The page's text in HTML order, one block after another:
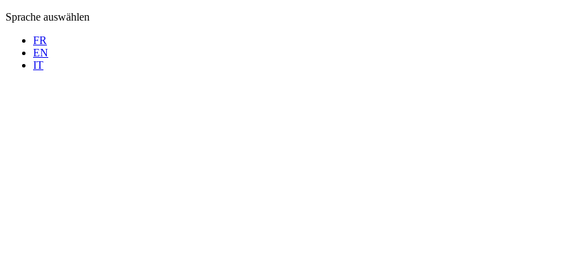
Sprache auswählen
FR
EN
IT